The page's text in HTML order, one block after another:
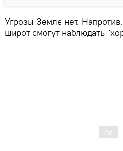
Угрозы Земле нет.
широт смогут наблюдать